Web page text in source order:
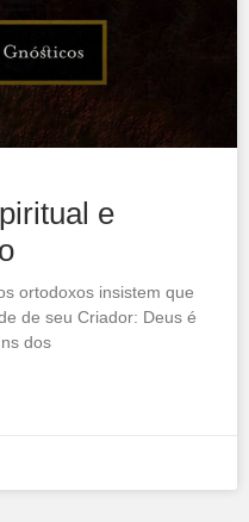
e
ortodoxos insistem que
de seu Criador: Deus é
dos